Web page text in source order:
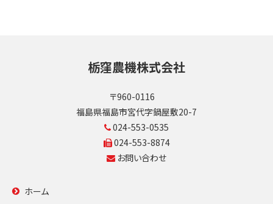
栃窪農機株式会社
〒960-0116
福島県福島市宮代字鍋屋敷20-7
024-553-0535
024-553-8874
お問い合わせ
ホーム